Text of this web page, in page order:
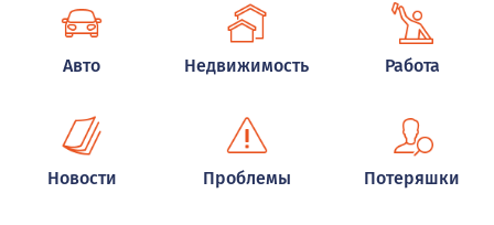
Авто Недвижимость Работа
Новости Проблемы Потеряшки